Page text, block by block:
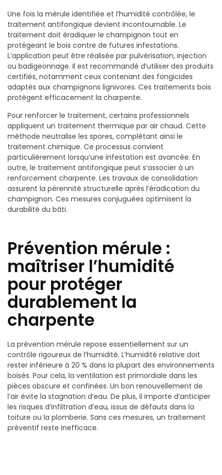
Une fois la mérule identifiée et l’humidité contrôlée, le
traitement antifongique devient incontournable. Le
traitement doit éradiquer le champignon tout en
protégeant le bois contre de futures infestations.
L’application peut être réalisée par pulvérisation, injection
ou badigeonnage. Il est recommandé d’utiliser des produits
certifiés, notamment ceux contenant des fongicides
adaptés aux champignons lignivores. Ces traitements bois
protègent efficacement la charpente.
Pour renforcer le traitement, certains professionnels
appliquent un traitement thermique par air chaud. Cette
méthode neutralise les spores, complétant ainsi le
traitement chimique. Ce processus convient
particulièrement lorsqu’une infestation est avancée. En
outre, le traitement antifongique peut s’associer à un
renforcement charpente. Les travaux de consolidation
assurent la pérennité structurelle après l’éradication du
champignon. Ces mesures conjuguées optimisent la
durabilité du bâti.
Prévention mérule :
maîtriser l’humidité
pour protéger
durablement la
charpente
La prévention mérule repose essentiellement sur un
contrôle rigoureux de l’humidité. L’humidité relative doit
rester inférieure à 20 % dans la plupart des environnements
boisés. Pour cela, la ventilation est primordiale dans les
pièces obscure et confinées. Un bon renouvellement de
l’air évite la stagnation d’eau. De plus, il importe d’anticiper
les risques d’infiltration d’eau, issus de défauts dans la
toiture ou la plomberie. Sans ces mesures, un traitement
préventif reste inefficace.